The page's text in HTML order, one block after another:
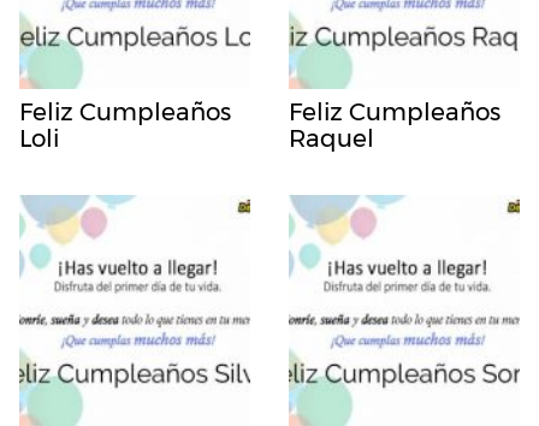
Feliz Cumpleaños
Loli
Feliz Cumpleaños
Raquel